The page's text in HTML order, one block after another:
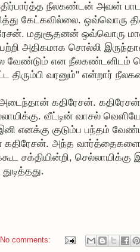
நீலகண்டன் அவன்
கேட்கவில்லை. ஒவ்வொரு
மதுசூதனன் ஒவ்வொரு
அதிகமாக சொல்லி
வேண்டும் என நீலகண்டனிடம்
திரும்பி வரனும்'' என்றார்
அடைந்தான் கதிரேசன்.
வீட்டின் வாசல்
எனக்கு குடும்ப பந்தம்
அந்த வார்த்தைகளைக்
சக்தியின்றி, செல்லாயிக்கு
No comments: